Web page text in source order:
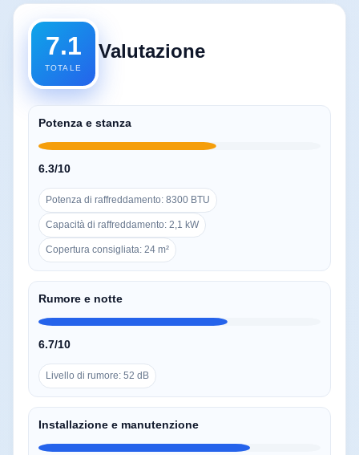
7.1
TOTALE
Valutazione
Potenza e stanza
6.3/10
Potenza di raffreddamento: 8300 BTU
Capacità di raffreddamento: 2,1 kW
Copertura consigliata: 24 m²
Rumore e notte
6.7/10
Livello di rumore: 52 dB
Installazione e manutenzione